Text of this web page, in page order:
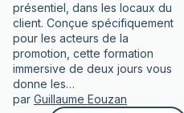
présentiel, dans les locaux du
client. Conçue spécifiquement
pour les acteurs de la
promotion, cette formation
immersive de deux jours vous
donne les…
par Guillaume Eouzan